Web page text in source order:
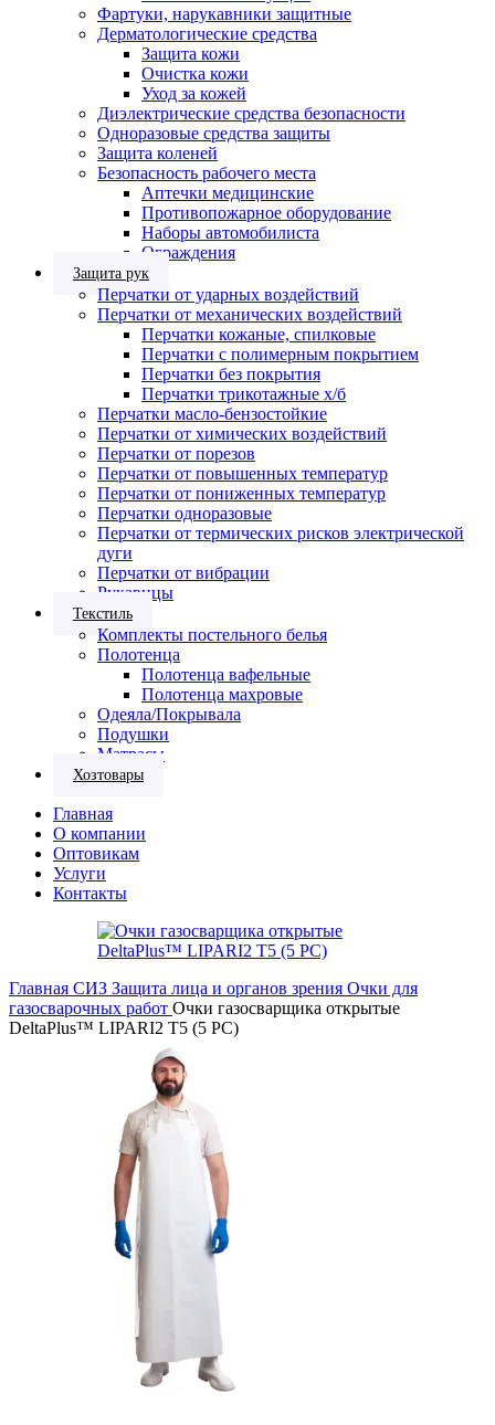
Фартуки, нарукавники защитные
Дерматологические средства
Защита кожи
Очистка кожи
Уход за кожей
Диэлектрические средства безопасности
Одноразовые средства защиты
Защита коленей
Безопасность рабочего места
Аптечки медицинские
Противопожарное оборудование
Наборы автомобилиста
Ограждения
Защита рук
Перчатки от ударных воздействий
Перчатки от механических воздействий
Перчатки кожаные, спилковые
Перчатки с полимерным покрытием
Перчатки без покрытия
Перчатки трикотажные х/б
Перчатки масло-бензостойкие
Перчатки от химических воздействий
Перчатки от порезов
Перчатки от повышенных температур
Перчатки от пониженных температур
Перчатки одноразовые
Перчатки от термических рисков электрической
дуги
Перчатки от вибрации
Рукавицы
Текстиль
Комплекты постельного белья
Полотенца
Полотенца вафельные
Полотенца махровые
Одеяла/Покрывала
Подушки
Матрасы
Хозтовары
Главная
О компании
Оптовикам
Услуги
Контакты
Главная СИЗ Защита лица и органов зрения Очки для
газосварочных работ Очки газосварщика открытые
DeltaPlus™ LIPARI2 T5 (5 PC)